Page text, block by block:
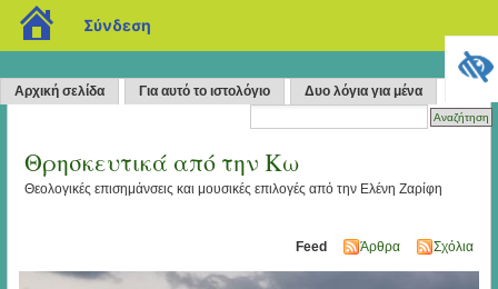
Αρχική σελίδα Για αυτό το ιστολόγιο Δυο λόγια για μένα
Θρησκευτικά από την Κω
Θεολογικές επισημάνσεις και μουσικές επιλογές από την Ελένη Ζαρίφη
Feed Άρθρα Σχόλια
blogs.sch.gr
Σύνδεση